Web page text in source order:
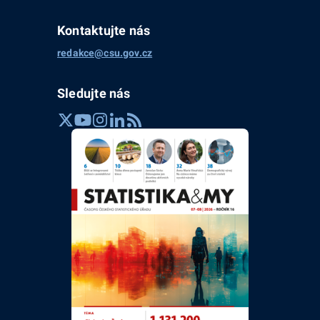
Kontaktujte nás
redakce@csu.gov.cz
Sledujte nás